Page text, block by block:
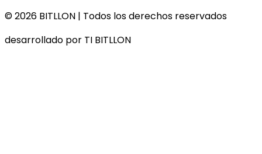
© 2026 BITLLON | Todos los derechos reservados
desarrollado por TI BITLLON